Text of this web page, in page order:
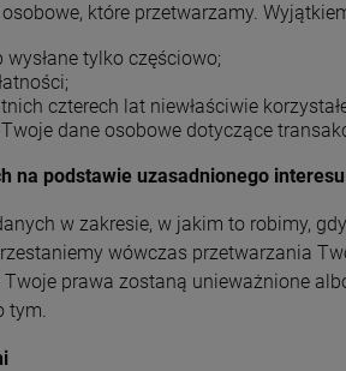
które przetwarzamy.
tylko częściowo;
czterech lat niewłaściwie
dane osobowe dotyczące
na podstawie uzasadnionego interesu
w zakresie, w jakim to robimy,
wówczas przetwarzania
prawa zostaną unieważnione
tym.